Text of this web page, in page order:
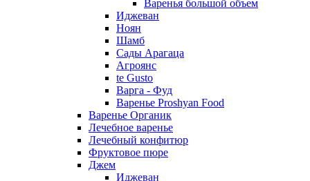
Варенья большой объем
Иджеван
Ноян
Шамб
Сады Арагаца
Агроянс
te Gusto
Варга - Фуд
Варенье Proshyan Food
Варенье Органик
Лечебное варенье
Лечебный конфитюр
Фруктовое пюре
Джем
Иджеван